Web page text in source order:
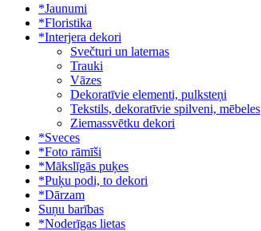
*Jaunumi
*Floristika
*Interjera dekori
Svečturi un laternas
Trauki
Vāzes
Dekoratīvie elementi, pulksteņi
Tekstils, dekoratīvie spilveni, mēbeles
Ziemassvētku dekori
*Sveces
*Foto rāmīši
*Mākslīgās puķes
*Puķu podi, to dekori
*Dārzam
Suņu barības
*Noderīgas lietas